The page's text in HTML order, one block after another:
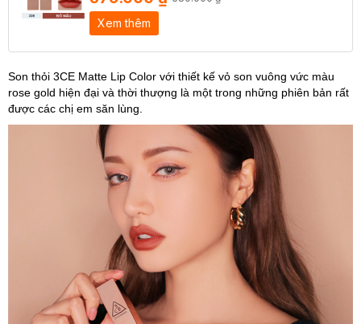
Xem thêm
Son thỏi 3CE Matte Lip Color với thiết kế vỏ son vuông vức màu
rose gold hiện đại và thời thượng là một trong những phiên bản rất
được các chị em săn lùng.